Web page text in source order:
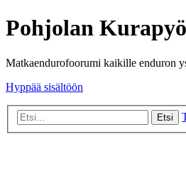
Pohjolan
Matkaendurofoorumi kaikille enduron
Hyppää sisältöön
Etsi